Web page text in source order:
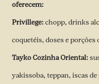
oferecem:
Privillege:chopp, drinks
coquetéis, doses e porções
Tayko Cozinha Oriental:
yakissoba, teppan, iscas de